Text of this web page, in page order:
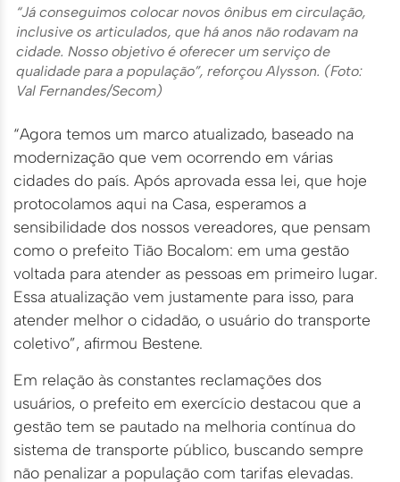
“Já conseguimos colocar novos ônibus em circulação,
inclusive os articulados, que há anos não rodavam na
cidade. Nosso objetivo é oferecer um serviço de
qualidade para a população”, reforçou Alysson. (Foto:
Val Fernandes/Secom)
“Agora temos um marco atualizado, baseado na
modernização que vem ocorrendo em várias
cidades do país. Após aprovada essa lei, que hoje
protocolamos aqui na Casa, esperamos a
sensibilidade dos nossos vereadores, que pensam
como o prefeito Tião Bocalom: em uma gestão
voltada para atender as pessoas em primeiro lugar.
Essa atualização vem justamente para isso, para
atender melhor o cidadão, o usuário do transporte
coletivo”, afirmou Bestene.
Em relação às constantes reclamações dos
usuários, o prefeito em exercício destacou que a
gestão tem se pautado na melhoria contínua do
sistema de transporte público, buscando sempre
não penalizar a população com tarifas elevadas.